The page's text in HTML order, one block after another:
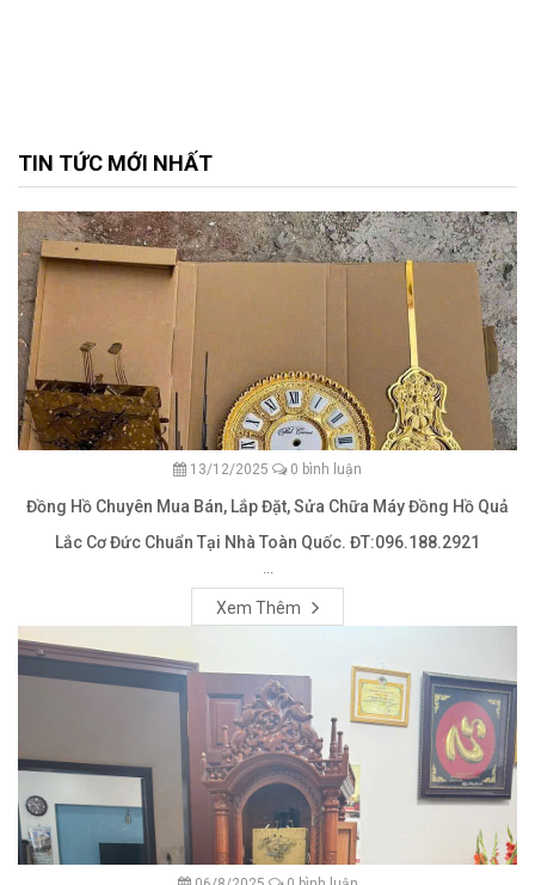
TIN TỨC MỚI NHẤT
13/12/2025 0 bình luận
Đồng Hồ Chuyên Mua Bán, Lắp Đặt, Sửa Chữa Máy Đồng Hồ Quả
Lắc Cơ Đức Chuẩn Tại Nhà Toàn Quốc. ĐT:096.188.2921
Xem Thêm